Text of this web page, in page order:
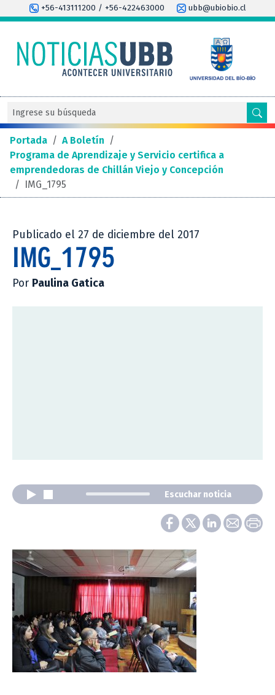
+56-413111200 / +56-422463000 ubb@ubiobio.cl
Portada / A Boletín /
Programa de Aprendizaje y Servicio certifica a
emprendedoras de Chillán Viejo y Concepción
/ IMG_1795
Publicado el 27 de diciembre del 2017
IMG_1795
Por Paulina Gatica
Escuchar noticia